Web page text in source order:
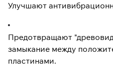
Улучшают
Предотвращают
замыкание между
пластинами.